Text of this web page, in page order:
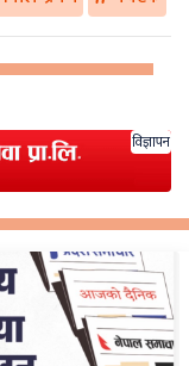
विज्ञापन